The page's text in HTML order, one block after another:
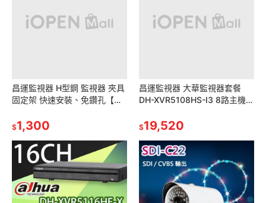
昌運監視器 H型鋼 監視器 夾具
固定架 快速安裝、免鑽孔【訂
$1,300
昌運監視器 大華監視器套餐
DH-XVR5108HS-I3 8路主機
萬鏡頭*6
$19,520